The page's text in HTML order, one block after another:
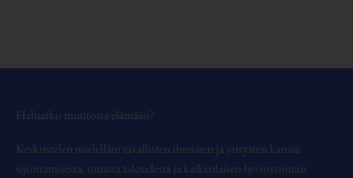
Haluatko muutosta elämääsi?
Keskustelen mielelläni tavallisten ihmisten ja yritysten kanssa
sijoittamisesta, omasta taloudesta ja kaikenlaisen hyvinvoinnin